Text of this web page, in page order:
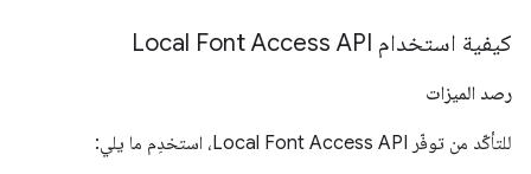
كيفية استخدام Local Font Access API
رصد الميزات
للتأكّد من توفّر Local Font Access API، استخدِم ما يلي: